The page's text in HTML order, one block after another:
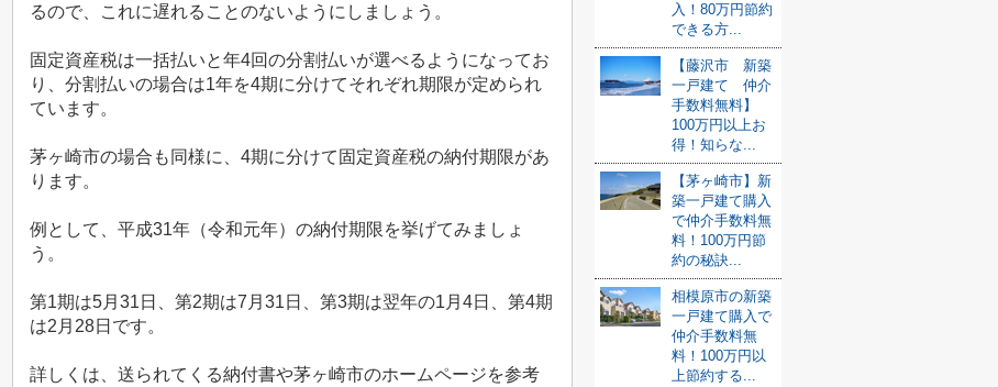
るので、これに遅れることのないようにしましょう。
固定資産税は一括払いと年4回の分割払いが選べるようになってお
り、分割払いの場合は1年を4期に分けてそれぞれ期限が定められ
ています。
茅ヶ崎市の場合も同様に、 4期に分けて固定資産税の納付期限があ
ります。
例として、平成31年（令和元年）の納付期限を挙げてみましょ
う。
第1期は5月 31 日、第2期は7 月 31 日、第3期は翌年の1 月 4日、第4期
は2 月 28日です。
詳しくは、送られてくる納付書や茅ヶ崎市のホームページを参考
入！80万円節約
できる方...
【藤沢市 新築
一戸建て 仲介
手数料無料】
100万円以上お
得！知らな...
【茅ヶ崎市】新
築一戸建て購入
で仲介手数料無
料！100万円節
約の秘訣...
相模原市の新築
一戸建て購入で
仲介手数料無
料！100万円以
上節約する...